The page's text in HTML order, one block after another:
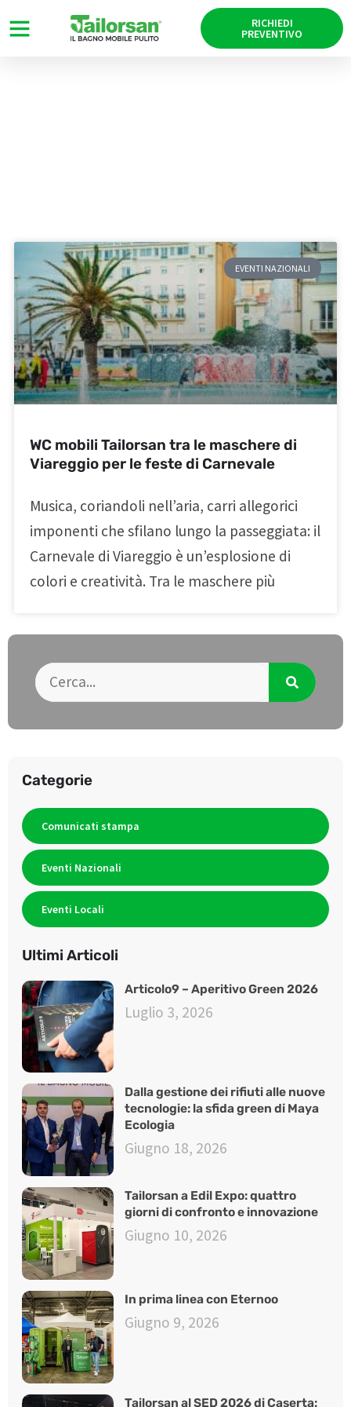
RICHIEDI
PREVENTIVO
EVENTI NAZIONALI
WC mobili Tailorsan tra le maschere di
Viareggio per le feste di Carnevale
Musica, coriandoli nell’aria, carri allegorici
imponenti che sfilano lungo la passeggiata: il
Carnevale di Viareggio è un’esplosione di
colori e creatività. Tra le maschere più
Categorie
Comunicati stampa
Eventi Nazionali
Eventi Locali
Ultimi Articoli
Articolo9 – Aperitivo Green 2026
Luglio 3, 2026
Dalla gestione dei rifiuti alle nuove
tecnologie: la sfida green di Maya
Ecologia
Giugno 18, 2026
Tailorsan a Edil Expo: quattro
giorni di confronto e innovazione
Giugno 10, 2026
In prima linea con Eternoo
Giugno 9, 2026
Tailorsan al SED 2026 di Caserta: